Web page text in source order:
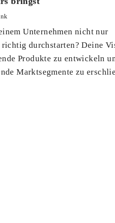
Unternehmen nicht nur
richtig durchstarten? Deine
Produkte zu entwickeln
Marktsegmente zu